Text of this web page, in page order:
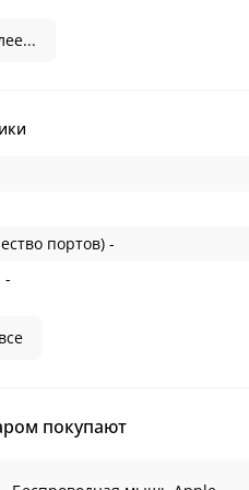
портов) -
-
покупают